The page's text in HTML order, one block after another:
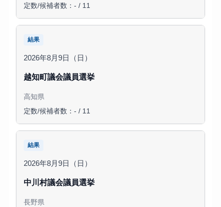
定数/候補者数：- / 11
結果
2026年8月9日（日）
越知町議会議員選挙
高知県
定数/候補者数：- / 11
結果
2026年8月9日（日）
中川村議会議員選挙
長野県